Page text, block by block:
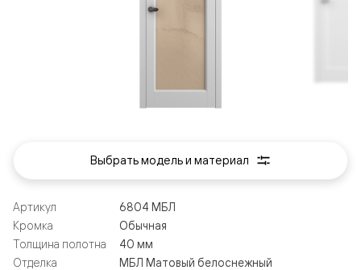
Артикул
6804 МБЛ
Кромка
Обычная
Толщина полотна
40 мм
Отделка
МБЛ Матовый белоснежный
Выбрать модель и материал